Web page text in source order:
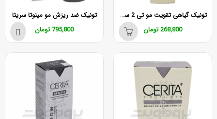
تونیک گیاهی تقویت مو تی 2 سریتا
268,800تومان
تونیک ضد ریزش مو مینوتا سریتا
795,800تومان